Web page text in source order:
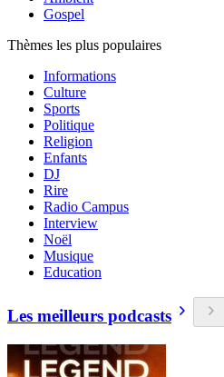
Gospel
Thèmes les plus populaires
Informations
Culture
Sports
Politique
Religion
Enfants
DJ
Rire
Radio Campus
Interview
Noël
Musique
Education
Les meilleurs podcasts